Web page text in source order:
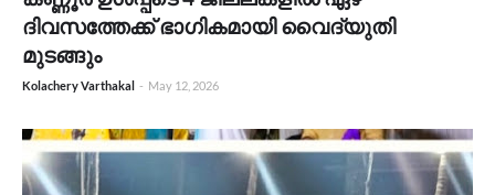
ദിവസത്തേക്ക് ഭാഗികമായി വൈദ്യുതി
മുടങ്ങും
Kolachery Varthakal - May 12, 2026